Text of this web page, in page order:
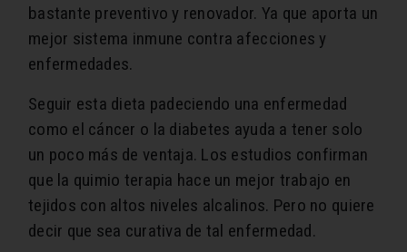
bastante preventivo y renovador. Ya que aporta un
mejor sistema inmune contra afecciones y
enfermedades.
Seguir esta dieta padeciendo una enfermedad
como el cáncer o la diabetes ayuda a tener solo
un poco más de ventaja. Los estudios confirman
que la quimio terapia hace un mejor trabajo en
tejidos con altos niveles alcalinos. Pero no quiere
decir que sea curativa de tal enfermedad.